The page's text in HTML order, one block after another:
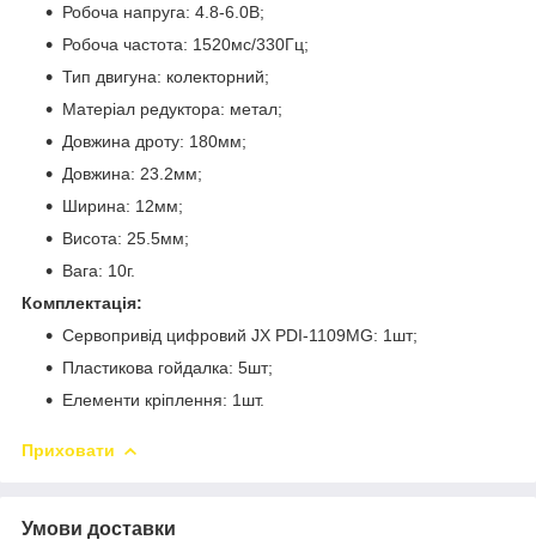
Робоча напруга: 4.8-6.0В;
Робоча частота: 1520мс/330Гц;
Тип двигуна: колекторний;
Матеріал редуктора: метал;
Довжина дроту: 180мм;
Довжина: 23.2мм;
Ширина: 12мм;
Висота: 25.5мм;
Вага: 10г.
Комплектація:
Сервопривід цифровий JX PDI-1109MG: 1шт;
Пластикова гойдалка: 5шт;
Елементи кріплення: 1шт.
Приховати
Умови доставки